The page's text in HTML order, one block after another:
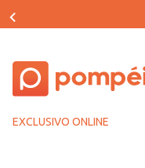
EXCLUSIVO ONLINE